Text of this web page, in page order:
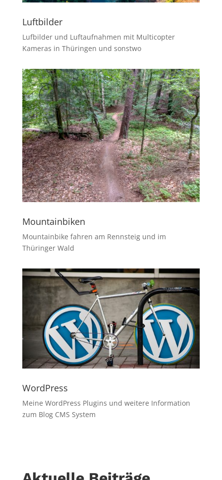
Luftbilder
Lufbilder und Luftaufnahmen mit Multicopter
Kameras in Thüringen und sonstwo
Mountainbiken
Mountainbike fahren am Rennsteig und im
Thüringer Wald
WordPress
Meine WordPress Plugins und weitere Information
zum Blog CMS System